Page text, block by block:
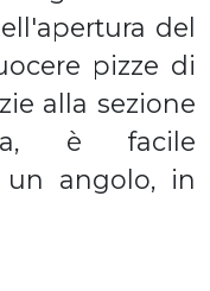
del
pizze di
alla sezione
è facile
angolo, in